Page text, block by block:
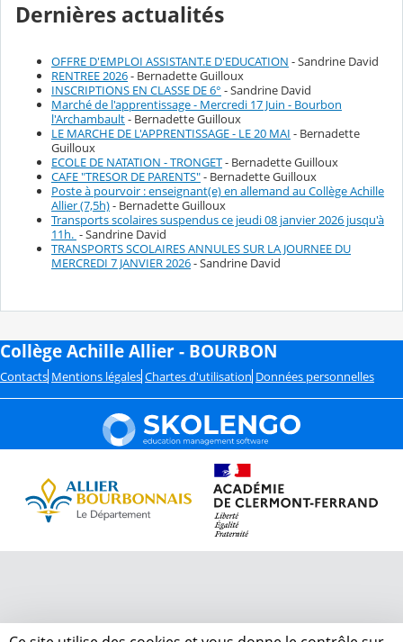
Dernières actualités
OFFRE D'EMPLOI ASSISTANT.E D'EDUCATION - Sandrine David
RENTREE 2026- Bernadette Guilloux
INSCRIPTIONS EN CLASSE DE 6° - Sandrine David
Marché de l'apprentissage - Mercredi 17 Juin - Bourbon
l'Archambault- Bernadette Guilloux
LE MARCHE DE L'APPRENTISSAGE - LE 20 MAI - Bernadette
Guilloux
ECOLE DE NATATION - TRONGET- Bernadette Guilloux
CAFE "TRESOR DE PARENTS"- Bernadette Guilloux
Poste à pourvoir : enseignant(e) en allemand au Collège Achille
Allier (7,5h)- Bernadette Guilloux
Transports scolaires suspendus ce jeudi 08 janvier 2026 jusqu'à
11h. - Sandrine David
TRANSPORTS SCOLAIRES ANNULES SUR LA JOURNEE DU
MERCREDI 7 JANVIER 2026- Sandrine David
Collège Achille Allier - BOURBON
Contacts Mentions légales Chartes d'utilisation Données personnelles